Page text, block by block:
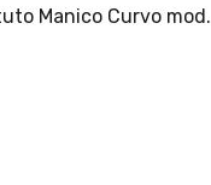
Manico Curvo mod.